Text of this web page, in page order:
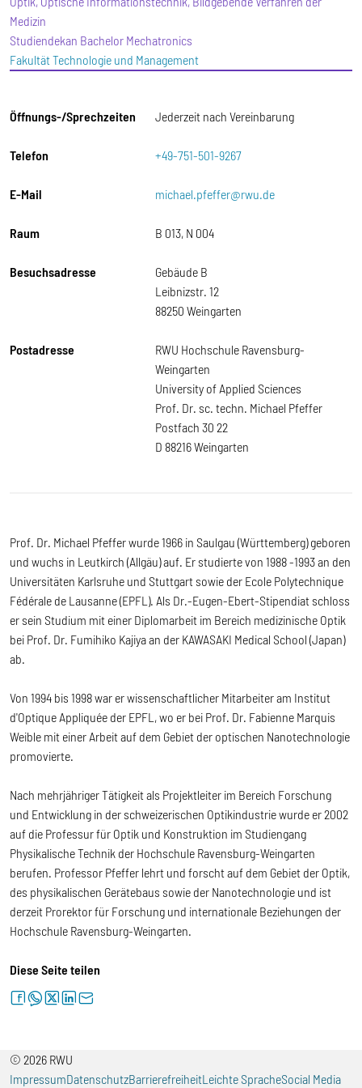
Medizin
Studiendekan Bachelor Mechatronics
Fakultät Technologie und Management
Öffnungs-/Sprechzeiten Jederzeit nach Vereinbarung
Telefon +49-751-501-9267
E-Mail michael.pfeffer@rwu.de
Raum B 013, N 004
Besuchsadresse
Gebäude B
Leibnizstr. 12
88250 Weingarten
Postadresse
RWU Hochschule Ravensburg-
Weingarten
University of Applied Sciences
Prof. Dr. sc. techn. Michael Pfeffer
Postfach 30 22
D 88216 Weingarten
Prof. Dr. Michael Pfeffer wurde 1966 in Saulgau (Württemberg) geboren
und wuchs in Leutkirch (Allgäu) auf. Er studierte von 1988 -1993 an den
Universitäten Karlsruhe und Stuttgart sowie der Ecole Polytechnique
Fédérale de Lausanne (EPFL). Als Dr.-Eugen-Ebert-Stipendiat schloss
er sein Studium mit einer Diplomarbeit im Bereich medizinische Optik
bei Prof. Dr. Fumihiko Kajiya an der KAWASAKI Medical School (Japan)
ab.
Von 1994 bis 1998 war er wissenschaftlicher Mitarbeiter am Institut
d'Optique Appliquée der EPFL, wo er bei Prof. Dr. Fabienne Marquis
Weible mit einer Arbeit auf dem Gebiet der optischen Nanotechnologie
promovierte.
Nach mehrjähriger Tätigkeit als Projektleiter im Bereich Forschung
und Entwicklung in der schweizerischen Optikindustrie wurde er 2002
auf die Professur für Optik und Konstruktion im Studiengang
Physikalische Technik der Hochschule Ravensburg-Weingarten
berufen. Professor Pfeffer lehrt und forscht auf dem Gebiet der Optik,
des physikalischen Gerätebaus sowie der Nanotechnologie und ist
derzeit Prorektor für Forschung und internationale Beziehungen der
Hochschule Ravensburg-Weingarten.
Diese Seite teilen
facebookwhatsapptwitterlinkedinletter
© 2026 RWU
ImpressumDatenschutzBarrierefreiheitLeichte SpracheSocial Media